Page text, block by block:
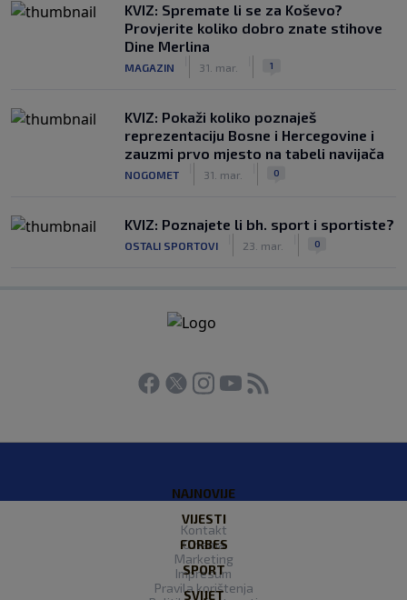
KVIZ: Spremate li se za Koševo?
Provjerite koliko dobro znate stihove
Dine Merlina
MAGAZIN 31. mar. 1
KVIZ: Pokaži koliko poznaješ
reprezentaciju Bosne i Hercegovine i
zauzmi prvo mjesto na tabeli navijača
NOGOMET 31. mar. 0
KVIZ: Poznajete li bh. sport i sportiste?
OSTALI SPORTOVI 23. mar. 0
NAJNOVIJE
VIJESTI
FORBES
SPORT
SVIJET
Kontakt
O nama
Marketing
Impresum
Pravila korištenja